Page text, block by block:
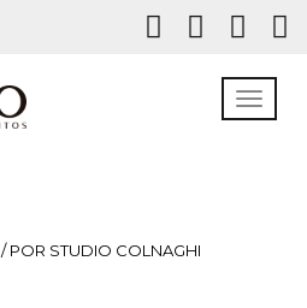
/ POR STUDIO COLNAGHI